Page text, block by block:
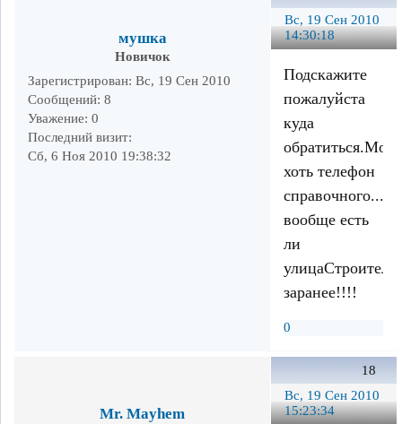
Вс, 19 Сен 2010
14:30:18
мушка
Новичок
Зарегистрирован: Вс, 19 Сен 2010
Сообщений: 8
Уважение: 0
Последний визит:
Сб, 6 Ноя 2010 19:38:32
Подскажите
пожалуйста
куда
хоть телефон
вообще есть
ли
заранее!!!!
0
18
Вс, 19 Сен 2010
15:23:34
Mr. Mayhem